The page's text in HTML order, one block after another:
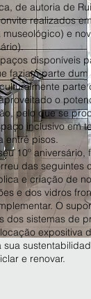
de autoria de
realizados
e
disponíveis
faziam parte
o
pelo que se
inclusivo em
entre pisos.
10º
das
e criação de
e dos vidros
O
dos sistemas de
expositiva
e renovar.